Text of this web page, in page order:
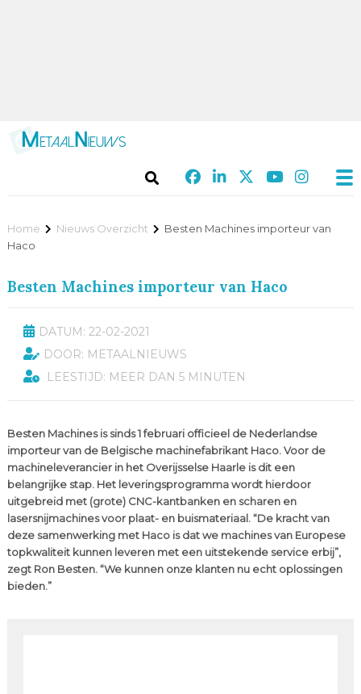
Home Nieuws Overzicht
Besten Machines importeur van
Haco
Besten Machines importeur van Haco
DATUM: 22-02-2021
DOOR: METAALNIEUWS
LEESTIJD: MEER DAN 5 MINUTEN
Besten Machines is sinds 1 februari officieel de Nederlandse
importeur van de Belgische machinefabrikant Haco. Voor de
machineleverancier in het Overijsselse Haarle is dit een
belangrijke stap. Het leveringsprogramma wordt hierdoor
uitgebreid met (grote) CNC-kantbanken en scharen en
lasersnijmachines voor plaat- en buismateriaal. “De kracht van
deze samenwerking met Haco is dat we machines van Europese
topkwaliteit kunnen leveren met een uitstekende service erbij”,
zegt Ron Besten. “We kunnen onze klanten nu echt oplossingen
bieden.”